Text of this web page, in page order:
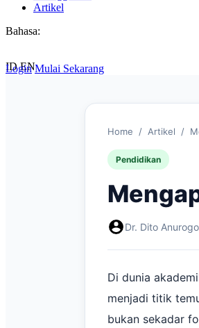
Artikel
Bahasa:
ID EN
Login Mulai Sekarang
Home / Artikel /
Pendidikan
Dr. Dito
Di dunia
menjadi titik
bukan sekadar